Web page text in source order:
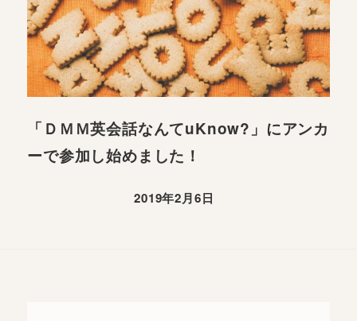
「ＤＭＭ英会話なんてuKnow?」にアンカ
ーで参加し始めました！
2019年2月6日